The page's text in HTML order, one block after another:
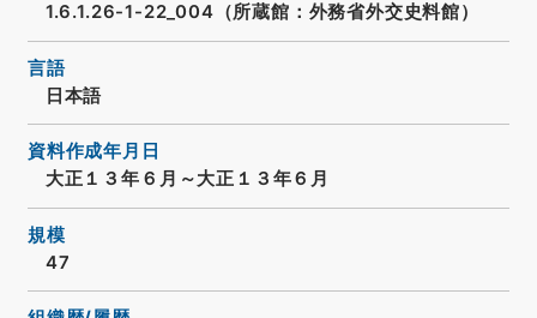
1.6.1.26-1-22_004（所蔵館：外務省外交史料館）
言語
日本語
資料作成年月日
大正１３年６月～大正１３年６月
規模
47